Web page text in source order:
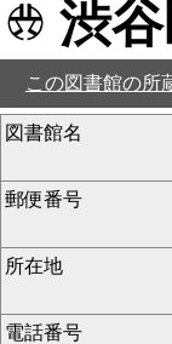
渋
この図書館の所
図書館名
郵便番号
所在地
電話番号